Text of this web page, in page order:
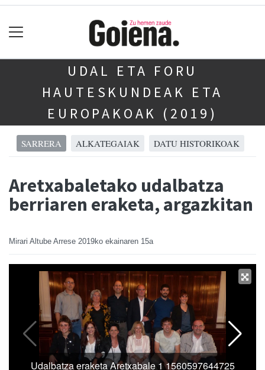
UDAL ETA FORU
HAUTESKUNDEAK ETA
EUROPAKOAK (2019)
SARRERA ALKATEGAIAK DATU HISTORIKOAK
Aretxabaletako udalbatza
berriaren eraketa, argazkitan
Mirari Altube Arrese 2019ko ekainaren 15a